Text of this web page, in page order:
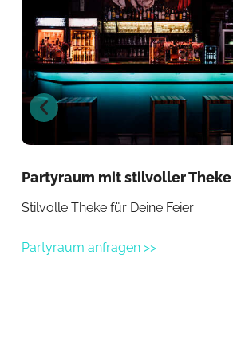
Partyraum mit stilvoller
Stilvolle Theke für Deine Feier
Partyraum anfragen >>